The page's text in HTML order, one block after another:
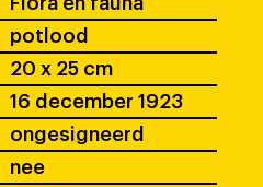
potlood
20 x 25 cm
16 december 1923
ongesigneerd
nee